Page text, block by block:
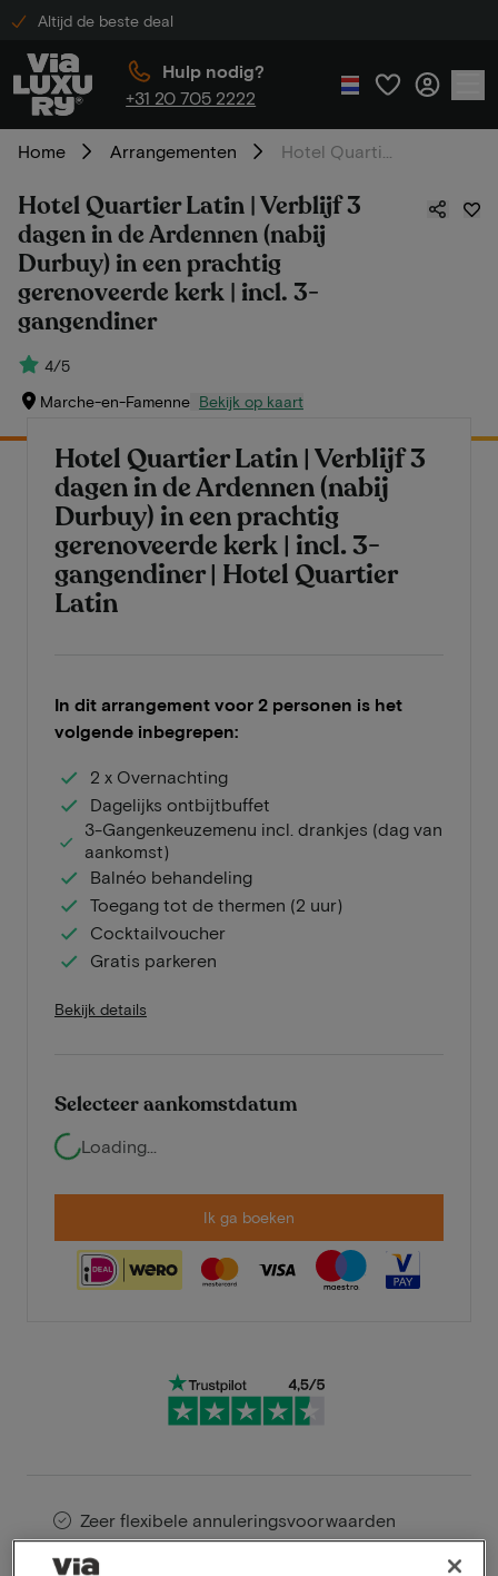
Altijd de beste deal
Hulp nodig?
+31 20 705 2222
Home Arrangementen
Hotel Quartier Latin | Verblijf 3
dagen in de Ardennen (nabij
Durbuy) in een prachtig
gerenoveerde kerk | incl. 3-
gangendiner
4/5
Marche-en-Famenne Bekijk op kaart
Hotel Quartier Latin | Verblijf 3
dagen in de Ardennen (nabij
Durbuy) in een prachtig
gerenoveerde kerk | incl. 3-
gangendiner | Hotel Quartier
Latin
In dit arrangement voor 2 personen is het
volgende inbegrepen:
2 x Overnachting
Dagelijks ontbijtbuffet
3-Gangenkeuzemenu incl. drankjes (dag van
aankomst)
Balnéo behandeling
Toegang tot de thermen (2 uur)
Cocktailvoucher
Gratis parkeren
Bekijk details
Selecteer aankomstdatum
Loading...
Ik ga boeken
Zeer flexibele annuleringsvoorwaarden
Profiteer direct van hoge kortingen